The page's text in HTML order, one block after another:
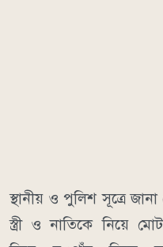
স্থানীয় ও পুলিশ সূত্রে
স্ত্রী ও নাতিকে নিয়ে